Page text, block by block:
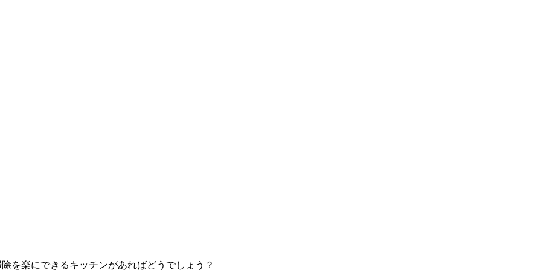
を楽にできるキッチンがあればどうでしょう？